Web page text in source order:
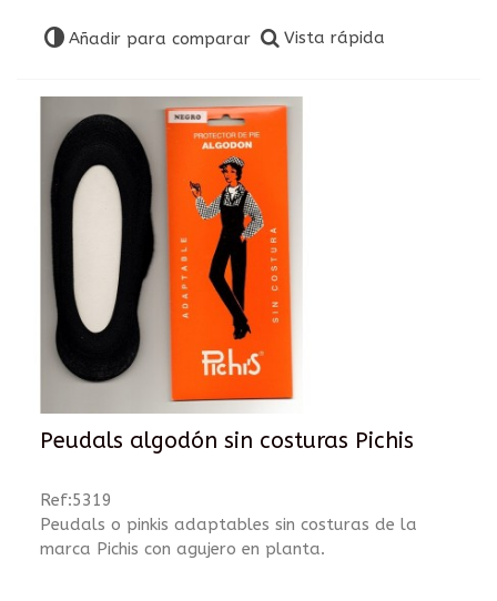
Añadir para comparar Vista rápida
Peudals algodón sin costuras Pichis
Ref:5319
Peudals o pinkis adaptables sin costuras de la
marca Pichis con agujero en planta.